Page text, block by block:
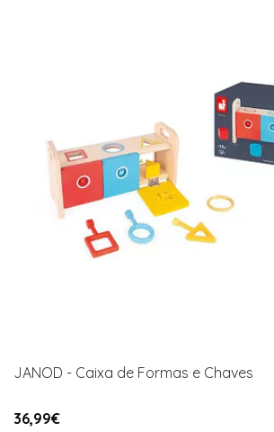
JANOD - Caixa de Formas e Chaves
36,99€